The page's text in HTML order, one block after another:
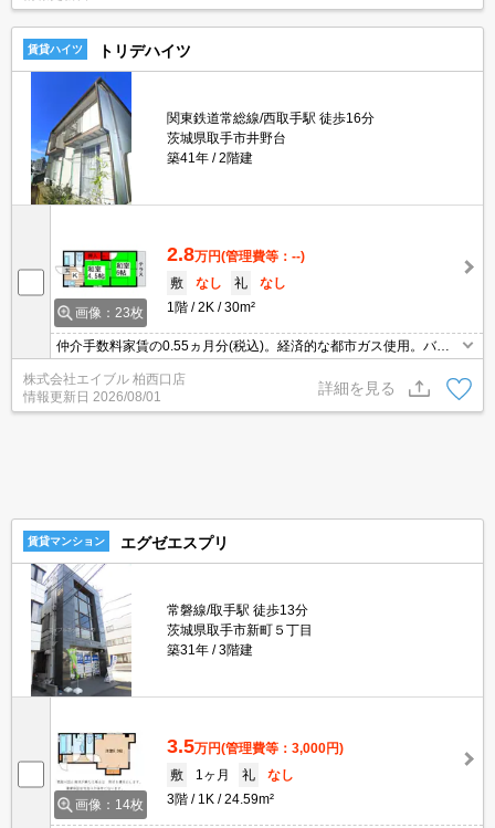
賃貸ハイツ トリデハイツ
関東鉄道常総線/西取手駅 徒歩16分
茨城県取手市井野台
築41年
2階建
画像：23枚
2.8万円(管理費等：--)
敷
なし 礼
なし
1階
2K 30m²
仲介手数料家賃の0.55ヵ月分(税込)。経済的な都市ガス使用。バ
ス・トイレ別。全居室に収納スペースあり。室内に洗濯機置場あ
り。エアコン付き。バルコニー。
株式会社エイブル 柏西口店
情報更新日 2026/08/01
詳細を見る
賃貸マンション エグゼエスプリ
常磐線/取手駅 徒歩13分
茨城県取手市新町５丁目
築31年
3階建
画像：14枚
3.5万円(管理費等：3,000円)
敷
1ヶ月 礼
なし
3階
1K 24.59m²